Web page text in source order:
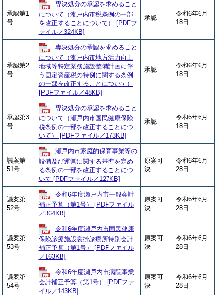
承認第1
号
専決処分の承認を求めること
について（瀬戸内市税条例の一部
を改正することについて） [PDFフ
ァイル／324KB]
承認
令和6年6月
18日
承認第2
号
専決処分の承認を求めること
について（瀬戸内市地方活力向上
地域等特定業務施設整備計画に伴
う固定資産税の特例に関する条例
の一部を改正することについて）
[PDFファイル／48KB]
承認
令和6年6月
18日
承認第3
号
専決処分の承認を求めること
について（瀬戸内市国民健康保険
税条例の一部を改正することにつ
いて） [PDFファイル／173KB]
承認
令和6年6月
18日
議案第
51号
瀬戸内市家庭的保育事業等の
設備及び運営に関する基準を定め
る条例の一部を改正することにつ
いて [PDFファイル／127KB]
原案可
決
令和6年6月
28日
議案第
52号
令和6年度瀬戸内市一般会計
補正予算（第1号） [PDFファイル
／364KB]
原案可
決
令和6年6月
28日
議案第
53号
令和6年度瀬戸内市国民健康
保険診療施設裳掛診療所特別会計
補正予算（第1号） [PDFファイル
／163KB]
原案可
決
令和6年6月
28日
議案第
54号
令和6年度瀬戸内市病院事業
会計補正予算（第1号） [PDFファ
イル／143KB]
原案可
決
令和6年6月
28日